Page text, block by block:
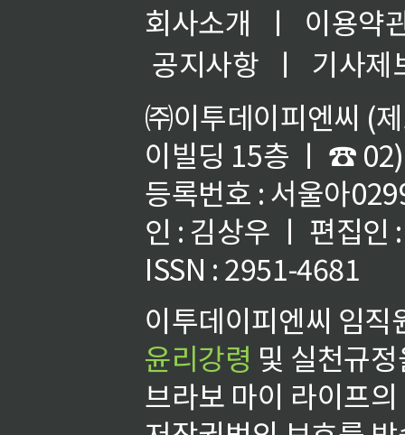
회사소개 ㅣ
이용약
공지사항
ㅣ
기사제
㈜이투데이피엔씨 (
이빌딩 15층 ㅣ ☎
등록번호 : 서울아
인 : 김상우 ㅣ 편집인
ISSN : 2951-4681
이투데이피엔씨 임
윤리강령 및 실천규
브라보 마이 라이프